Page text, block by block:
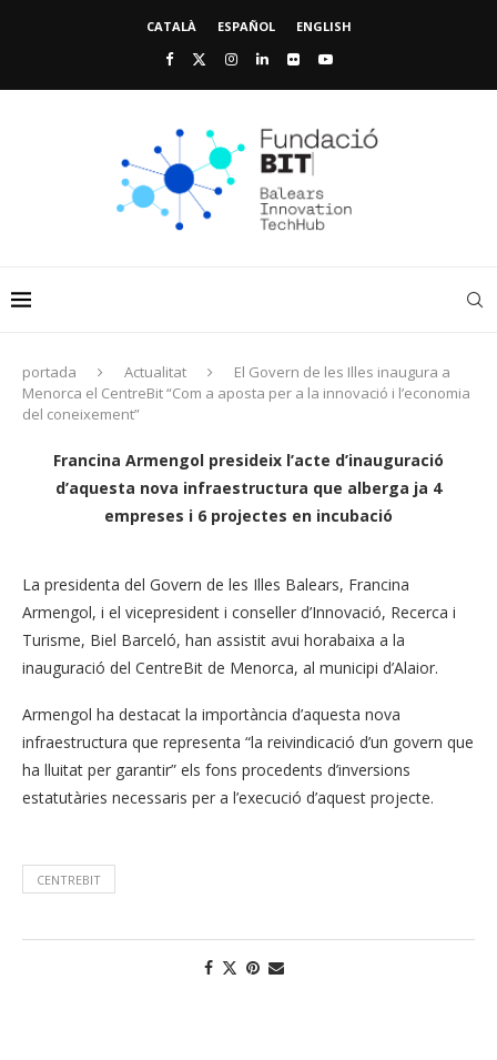
CATALÀ ESPAÑOL ENGLISH
portada Actualitat
El Govern de les Illes inaugura a
Menorca el CentreBit “Com a aposta per a la innovació i l’economia
del coneixement”
Francina Armengol presideix l’acte d’inauguració
d’aquesta nova infraestructura que alberga ja 4
empreses i 6 projectes en incubació
La presidenta del Govern de les Illes Balears, Francina
Armengol, i el vicepresident i conseller d’Innovació, Recerca i
Turisme, Biel Barceló, han assistit avui horabaixa a la
inauguració del CentreBit de Menorca, al municipi d’Alaior.
Armengol ha destacat la importància d’aquesta nova
infraestructura que representa “la reivindicació d’un govern que
ha lluitat per garantir” els fons procedents d’inversions
estatutàries necessaris per a l’execució d’aquest projecte.
CENTREBIT